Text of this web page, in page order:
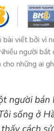
viết bởi vì
người bắt
những ai
người bán
sống ở